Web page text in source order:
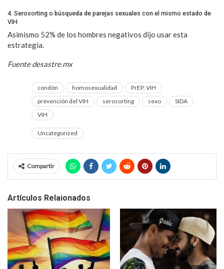
4. Serosorting o búsqueda de parejas sexuales con el mismo estado de
VIH
Asimismo 52% de los hombres negativos dijo usar esta
estrategia.
Fuente desastre.mx
condón homosexualidad
PrEP. VIH
prevención del VIH
serosorting sexo
SIDA
VIH
Uncategorized
Compartir
Artículos Relaionados